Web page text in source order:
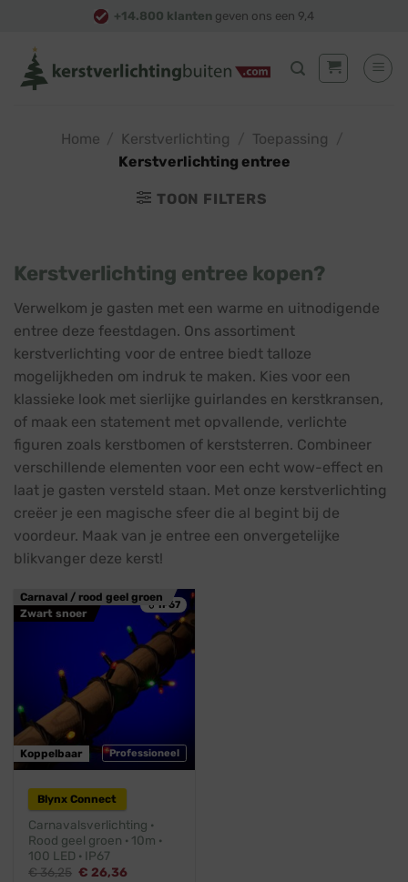
content
+14.800 klanten geven ons een 9,4
Home Kerstverlichting Toepassing
Kerstverlichting entree
TOON FILTERS
Kerstverlichting entree kopen?
Verwelkom je gasten met een warme en uitnodigende
entree deze feestdagen. Ons assortiment
kerstverlichting voor de entree biedt talloze
mogelijkheden om indruk te maken. Kies voor een
klassieke look met sierlijke guirlandes en kerstkransen,
of maak een statement met opvallende, verlichte
figuren zoals kerstbomen of kerststerren. Combineer
verschillende elementen voor een echt wow-effect en
laat je gasten versteld staan. Met onze kerstverlichting
creëer je een magische sfeer die al begint bij de
voordeur. Maak van je entree een onvergetelijke
blikvanger deze kerst!
💧 IP67
Carnaval / rood geel groen
Zwart snoer
Professioneel
Koppelbaar
Blynx Connect
Carnavalsverlichting ·
Rood geel groen · 10m ·
100 LED · IP67
€36,25 Oorspronkelijke
€ 26,36Huidige